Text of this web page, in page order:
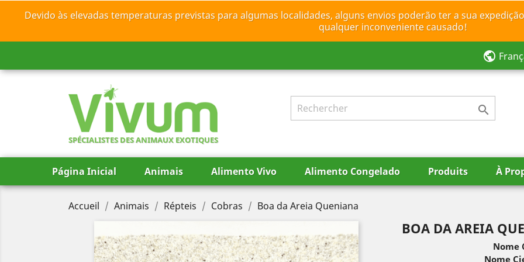
Devido às elevadas temperaturas previstas para algumas localidades, alguns envios poderão ter a sua
qualquer inconveniente causado!
public
SPÉCIALISTES DES ANIMAUX EXOTIQUES

Página Inicial Animais Alimento Vivo Alimento Congelado Produits À
Accueil Animais Répteis Cobras Boa da Areia Queniana
BOA DA AREIA
Nome
Nome